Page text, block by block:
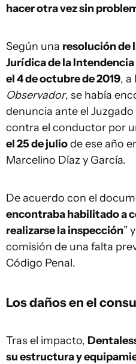
hacer otra vez sin
Según una resolución de
Jurídica de la
el 4 de octubre de 2019, a
Observador, se había
denuncia ante el
contra el conductor por
el 25 de juliode ese año
Marcelino Díaz y García.
De acuerdo con el
encontraba habilitado a
realizarse la inspección”
comisión de una falta
Código Penal.
Los daños en el
Tras el impacto,
su estructura y